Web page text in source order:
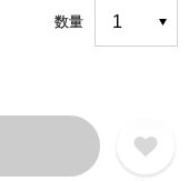
数量